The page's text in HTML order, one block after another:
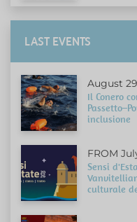
LAST EVENTS
August
Il Conero
inclusione
FROM
Sensi
culturale